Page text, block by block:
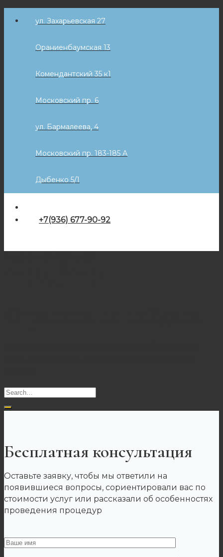
ул. Захарьевская 27
Ораниенбаумская 13
Комендантский 35 к1
Московский пр. 6
ул. Бармалеева, 4
Московский пр. 183-185 А
Дыбенко 5/1
+7(936) 677-90-92
404
Бесплатная консультация
Оставьте заявку, чтобы мы ответили на
появившиеся вопросы, сориентировали вас по
стоимости услуг или рассказали об особенностях
проведения процедур